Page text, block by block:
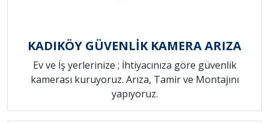
KADIKÖY GÜVENLİK KAMERA ARIZA
Ev ve İş yerlerinize ; İhtiyacınıza göre güvenlik
kamerası kuruyoruz. Arıza, Tamir ve Montajını
yapıyoruz.